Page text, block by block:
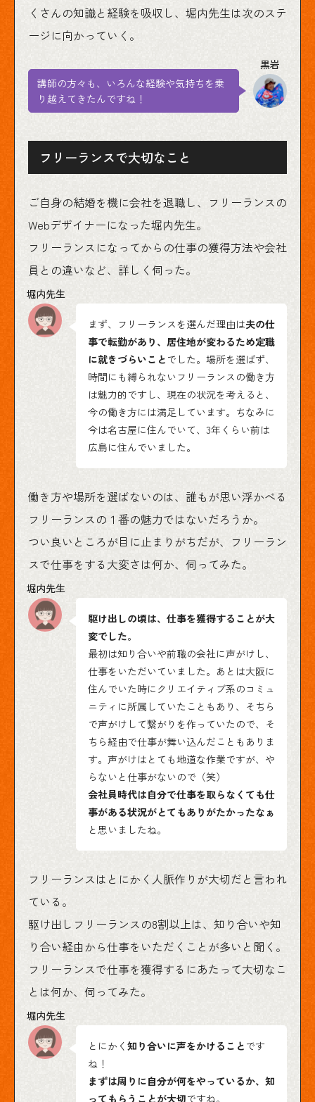
くさんの知識と経験を吸収し、堀内先生は次のステ
ージに向かっていく。
講師の方々も、いろんな経験や気持ちを乗
り越えてきたんですね！
フリーランスで大切なこと
ご自身の結婚を機に会社を退職し、フリーランスの
Webデザイナーになった堀内先生。
フリーランスになってからの仕事の獲得方法や会社
員との違いなど、詳しく伺った。
まず、フリーランスを選んだ理由は夫の仕
事で転勤があり、居住地が変わるため定職
に就きづらいこと でした。場所を選ばず、
時間にも縛られないフリーランスの働き方
は魅力的ですし、現在の状況を考えると、
今の働き方には満足しています。ちなみに
今は名古屋に住んでいて、3年くらい前は
広島に住んでいました。
働き方や場所を選ばないのは、誰もが思い浮かべる
フリーランスの１番の魅力ではないだろうか。
つい良いところが目に止まりがちだが、フリーラン
スで仕事をする大変さは何か、伺ってみた。
駆け出しの頃は、仕事を獲得することが大
変でした。
最初は知り合いや前職の会社に声がけし、
仕事をいただいていました。あとは大阪に
住んでいた時にクリエイティブ系のコミュ
ニティに所属していたこともあり、そちら
で声がけして繋がりを作っていたので、そ
ちら経由で仕事が舞い込んだこともありま
す。声がけはとても地道な作業ですが、や
らないと仕事がないので（笑）
会社員時代は自分で仕事を取らなくても仕
事がある状況がとてもありがたかったなぁ
と思いましたね。
フリーランスはとにかく人脈作りが大切だと言われ
ている。
駆け出しフリーランスの8割以上は、知り合いや知
り合い経由から仕事をいただくことが多いと聞く。
フリーランスで仕事を獲得するにあたって大切なこ
とは何か、伺ってみた。
とにかく 知り合いに声をかけること です
ね！
まずは周りに自分が何をやっているか、知
ってもらうことが大切ですね。